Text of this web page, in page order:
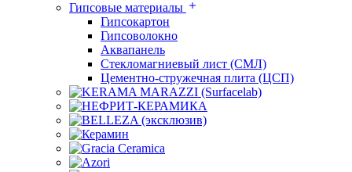
Гипсовые материалы
Гипсокартон
Гипсоволокно
Аквапанель
Стекломагниевый лист (СМЛ)
Цементно-стружечная плита (ЦСП)